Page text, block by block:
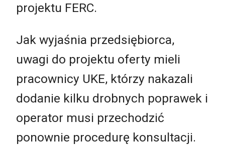
projektu FERC.
Jak wyjaśnia przedsiębiorca,
uwagi do projektu oferty mieli
pracownicy UKE, którzy nakazali
dodanie kilku drobnych poprawek i
operator musi przechodzić
ponownie procedurę konsultacji.